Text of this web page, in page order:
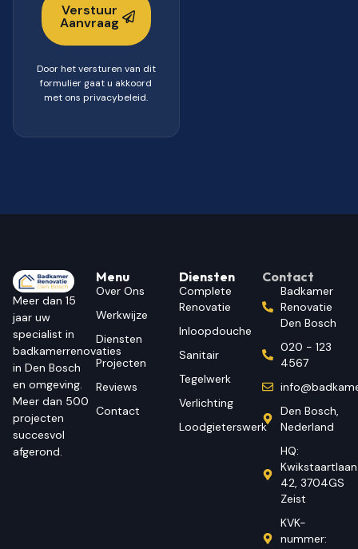
Verstuur
Aanvraag
Door het versturen van dit
formulier gaat u akkoord
met ons privacybeleid.
Meer dan 15
jaar uw
specialist in
badkamerrenovaties
in Den Bosch
en omgeving.
Meer dan 500
projecten
succesvol
afgerond.
Menu
Over Ons
Werkwijze
Diensten
Projecten
Reviews
Contact
Diensten
Complete
Renovatie
Inloopdouche
Sanitair
Tegelwerk
Verlichting
Loodgieterswerk
Contact
Badkamer
Renovatie
Den Bosch
020 - 123
4567
Den Bosch,
Nederland
HQ:
Kwikstaartlaan
42, 3704GS
Zeist
KVK-
nummer: